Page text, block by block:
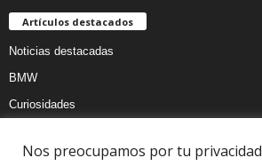
Artículos destacados
Noticias destacadas
BMW
Curiosidades
AudiNos preocupamos por tu privacidad